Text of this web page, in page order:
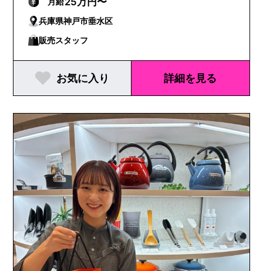
兵庫県神戸市垂水区
販売スタッフ
お気に入り 詳細を見る